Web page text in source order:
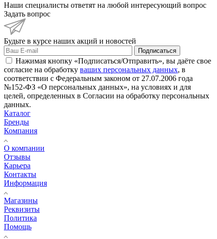
Наши специалисты ответят на любой интересующий вопрос
Задать вопрос
Будьте в курсе наших акций и новостей
Подписаться
Нажимая кнопку «Подписаться/Отправить», вы даёте свое
согласие на обработку ваших персональных данных, в
соответствии с Федеральным законом от 27.07.2006 года
№152-ФЗ «О персональных данных», на условиях и для
целей, определенных в Согласии на обработку персональных
данных.
Каталог
Бренды
Компания
О компании
Отзывы
Карьера
Контакты
Информация
Магазины
Реквизиты
Политика
Помощь